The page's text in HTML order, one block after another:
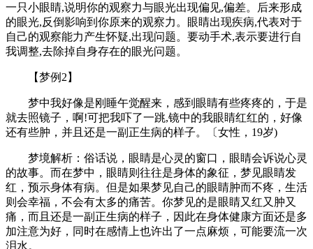
一只小眼睛,说明你的观察力与眼光出现偏见,偏差。后来形成
的眼光,反倒影响到你原来的观察力。眼睛出现疾病,代表对于
自己的观察能力产生怀疑,出现问题。要动手术,表示要进行自
我调整,去除掉自身存在的眼光问题。
【梦例2】
梦中我好像是刚睡午觉醒来，感到眼睛有些疼疼的，于是
就去照镜子，啊!可把我吓了一跳,镜中的我眼睛红红的，好像
还有些肿，并且还是一副正生病的样子。〔女性，19岁)
梦境解析：俗话说，眼睛是心灵的窗口，眼睛会诉说心灵
的故事。而在梦中，眼睛则往往是身体的象征，梦见眼睛发
红，预示身体有病。但是如果梦见自己的眼睛肿而不疼，生活
则会幸福，不会有太多的痛苦。你梦见的是眼睛又红又肿又
痛，而且还是一副正生病的样子，因此在身体健康方面还是多
加注意为好，同时在感情上也许出了一点麻烦，可能要流一次
泪水。